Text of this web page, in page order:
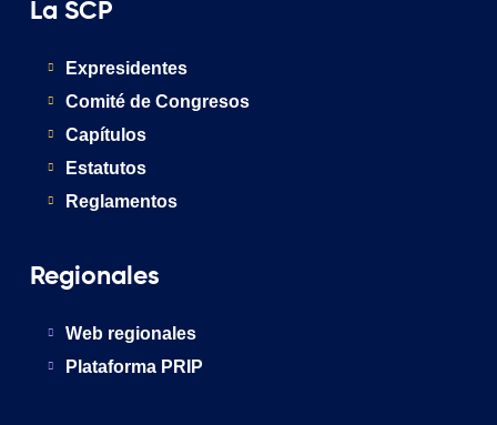
La SCP
Expresidentes
Comité de Congresos
Capítulos
Estatutos
Reglamentos
Regionales
Web regionales
Plataforma PRIP